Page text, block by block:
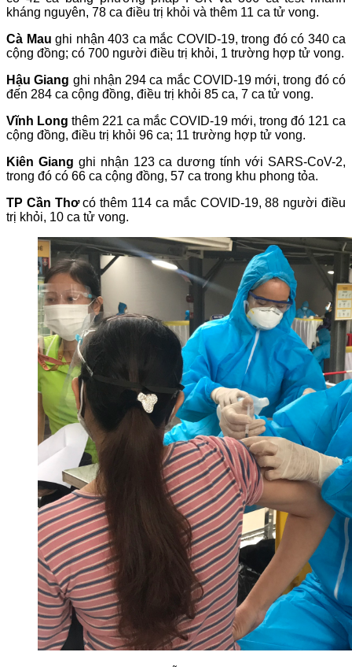
kháng nguyên, 78 ca điều trị khỏi và thêm 11 ca tử vong.
Cà Mau ghi nhận 403 ca mắc COVID-19, trong đó có 340 ca
cộng đồng; có 700 người điều trị khỏi, 1 trường hợp tử vong.
Hậu Giang ghi nhận 294 ca mắc COVID-19 mới, trong đó có
đến 284 ca cộng đồng, điều trị khỏi 85 ca, 7 ca tử vong.
Vĩnh Long thêm 221 ca mắc COVID-19 mới, trong đó 121 ca
cộng đồng, điều trị khỏi 96 ca; 11 trường hợp tử vong.
Kiên Giang ghi nhận 123 ca dương tính với SARS-CoV-2,
trong đó có 66 ca cộng đồng, 57 ca trong khu phong tỏa.
TP Cần Thơcó thêm 114 ca mắc COVID-19, 88 người điều
trị khỏi, 10 ca tử vong.